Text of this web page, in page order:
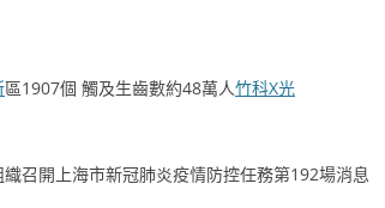
區1907個 觸及生齒數約48萬人竹科X光
召開上海市新冠肺炎疫情防控任務第192場消息